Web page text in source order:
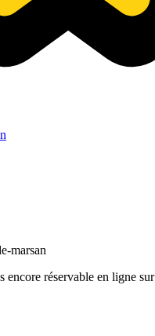
marsan
encore réservable en ligne